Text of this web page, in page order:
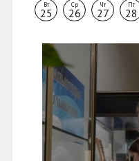
Вт
25
Ср
26
Чт
27
Пт
28